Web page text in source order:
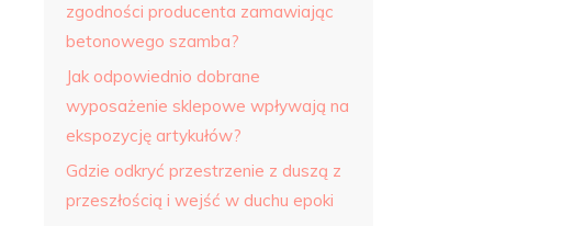
zgodności producenta zamawiając
betonowego szamba?
Jak odpowiednio dobrane
wyposażenie sklepowe wpływają na
ekspozycję artykułów?
Gdzie odkryć przestrzenie z duszą z
przeszłością i wejść w duchu epoki